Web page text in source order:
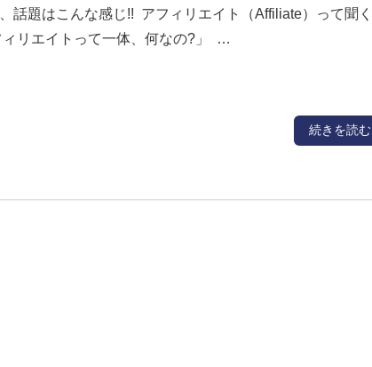
話題はこんな感じ!! アフィリエイト（Affiliate）って聞く
ィリエイトって一体、何なの?」 …
続きを読む